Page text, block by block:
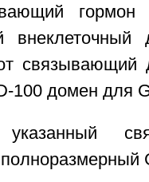
связывающий
100 домен для
указанный